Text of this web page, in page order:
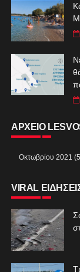
ΑΡΧΕΙΟ
VIRAL